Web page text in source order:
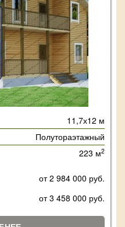
11,7х12 м
Полутораэтажный
223 м2
от 2 984 000 руб.
от 3 458 000 руб.